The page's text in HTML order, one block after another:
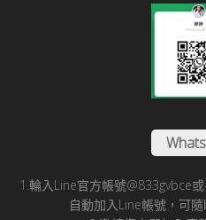
1.輪入Line官方帳號@833gvbce
自動加入Line帳號，可